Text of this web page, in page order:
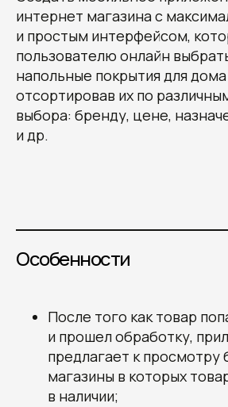
интернет магазина c
и простым интерфейсом,
пользователю онлайн
напольные покрытия для
отсортировав их по
выбора: бренду, цене,
и др.
Особенности
После того как товар
и прошел обработку,
предлагает к просмотру
магазины в которых
в наличии;